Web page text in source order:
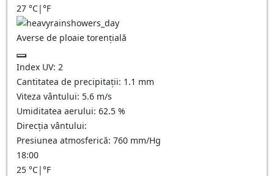
27 °C|°F
Averse de ploaie torențială
Index UV: 2
Cantitatea de precipitații: 1.1 mm
Viteza vântului: 5.6 m/s
Umiditatea aerului: 62.5 %
Direcția vântului:
Presiunea atmosferică: 760 mm/Hg
18:00
25 °C|°F